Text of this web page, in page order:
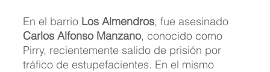
En el barrio Los Almendros, fue asesinado
Carlos Alfonso Manzano, conocido como
Pirry, recientemente salido de prisión por
tráfico de estupefacientes. En el mismo